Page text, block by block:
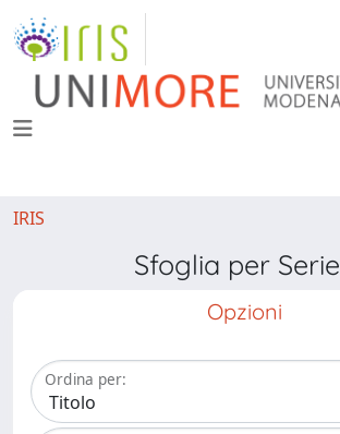
IRIS
Sfoglia per Serie
Opzioni
Ordina per: